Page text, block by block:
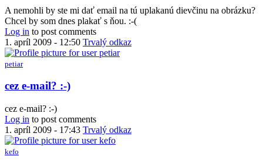
A nemohli by ste mi dať email na tú uplakanú dievčinu na obrázku?
Chcel by som dnes plakať s ňou. :-(
Log in to post comments
1. apríl 2009 - 12:50 Trvalý odkaz
petiar
In
reply
A
nemohli
by
ste
mi
cez e-mail? :-)
cez e-mail? :-)
Log in to post comments
1. apríl 2009 - 17:43 Trvalý odkaz
kefo